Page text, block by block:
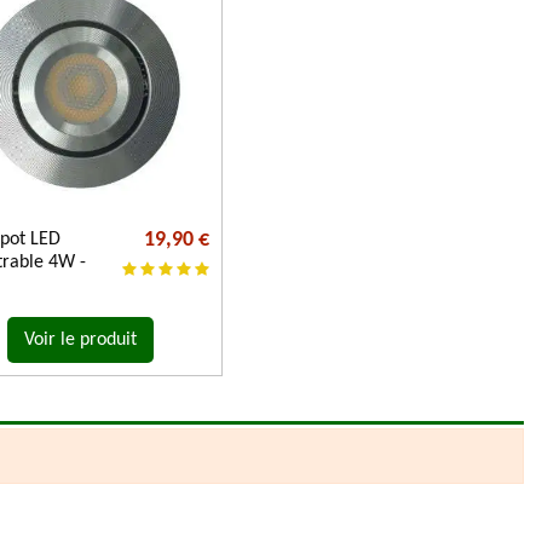
LED
4W -
19,90 €
Voir le produit